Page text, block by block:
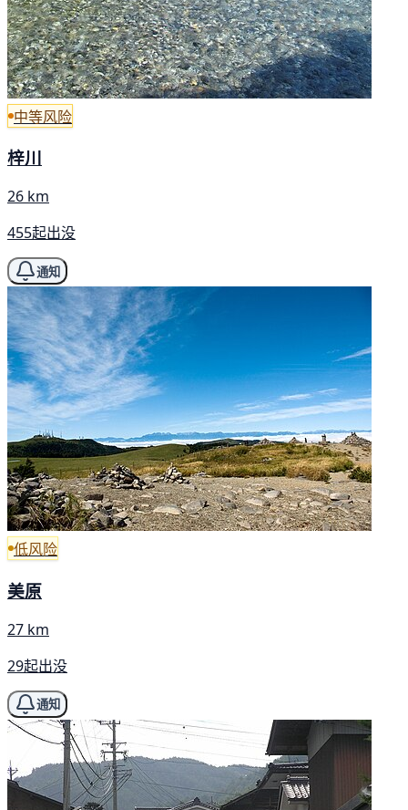
中等风险
梓川
26 km
455起出没
通知
低风险
美原
27 km
29起出没
通知